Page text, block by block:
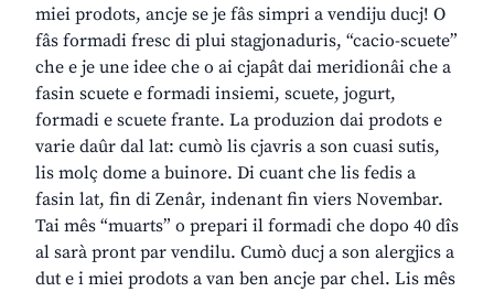
miei prodots, ancje se je fâs simpri a vendiju ducj! O
fâs formadi fresc di plui stagjonaduris, “cacio-scuete”
che e je une idee che o ai cjapât dai meridionâi che a
fasin scuete e formadi insiemi, scuete, jogurt,
formadi e scuete frante. La produzion dai prodots e
varie daûr dal lat: cumò lis cjavris a son cuasi sutis,
lis molç dome a buinore. Di cuant che lis fedis a
fasin lat, fin di Zenâr, indenant fin viers Novembar.
Tai mês “muarts” o prepari il formadi che dopo 40 dîs
al sarà pront par vendilu. Cumò ducj a son alergjics a
dut e i miei prodots a van ben ancje par chel. Lis mês